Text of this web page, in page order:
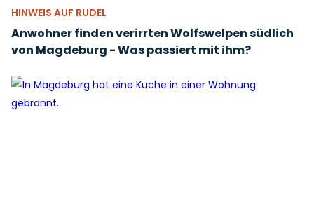
HINWEIS AUF RUDEL
Anwohner finden verirrten Wolfswelpen südlich
von Magdeburg - Was passiert mit ihm?